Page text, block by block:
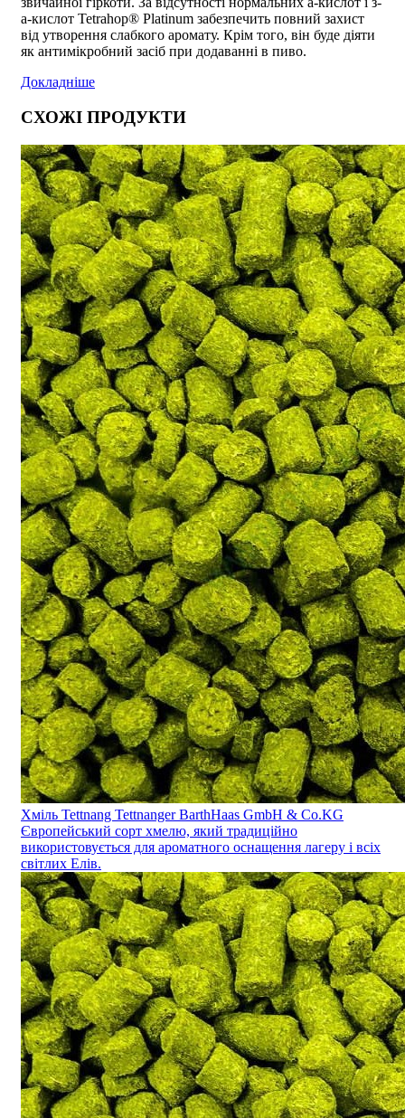
a-кислот Tetrahop® Platinum забезпечить повний захист
від утворення слабкого аромату. Крім того, він буде діяти
як антимікробний засіб при додаванні в пиво.
Докладніше
СХОЖІ ПРОДУКТИ
Хміль Tettnang Tettnanger BarthHaas GmbH & Co.KG
Європейський сорт хмелю, який традиційно
використовується для ароматного оснащення лагеру і всіх
світлих Елів.